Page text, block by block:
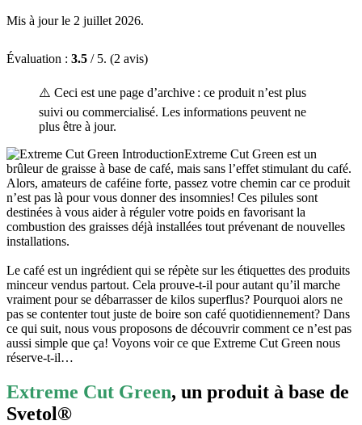
Mis à jour le 2 juillet 2026.
Évaluation : 3.5 / 5. (2 avis)
⚠️ Ceci est une page d’archive : ce produit n’est plus
suivi ou commercialisé. Les informations peuvent ne
plus être à jour.
Extreme Cut Green est un
brûleur de graisse à base de café, mais sans l’effet stimulant du café.
Alors, amateurs de caféine forte, passez votre chemin car ce produit
n’est pas là pour vous donner des insomnies! Ces pilules sont
destinées à vous aider à réguler votre poids en favorisant la
combustion des graisses déjà installées tout prévenant de nouvelles
installations.
Le café est un ingrédient qui se répète sur les étiquettes des produits
minceur vendus partout. Cela prouve-t-il pour autant qu’il marche
vraiment pour se débarrasser de kilos superflus? Pourquoi alors ne
pas se contenter tout juste de boire son café quotidiennement? Dans
ce qui suit, nous vous proposons de découvrir comment ce n’est pas
aussi simple que ça! Voyons voir ce que Extreme Cut Green nous
réserve-t-il…
Extreme Cut Green, un produit à base de
Svetol®